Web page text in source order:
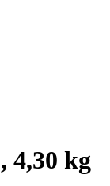
4,30 kg